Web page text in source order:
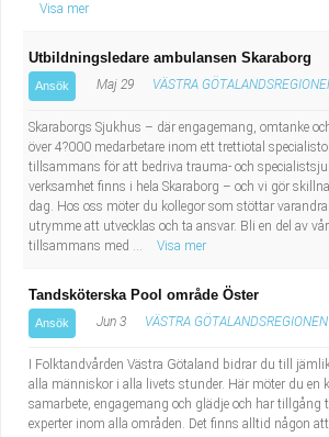
Naturvetenskapligt arbete
Pedagogiskt arbete
Sanering och renhållning
Socialt arbete
Säkerhetsarbete
Tekniskt arbete
Transport
Läkarsekreterare/Vårdadmin/
sekreterare
Lastbilsförare m.fl.
Fastighetsskötare
Informatör/Kommunikatör
Brevbärare
Sjuksköterska, grundutbildad
Kock, storhushåll
Visa mer
Utbildningsledare ambulansen Skaraborg
Ansök Maj 29 VÄSTRA
Skaraborgs Sjukhus – där engagemang, omtanke
över 4?000 medarbetare inom ett trettiotal
tillsammans för att bedriva trauma- och
verksamhet finns i hela Skaraborg – och vi gör
dag. Hos oss möter du kollegor som stöttar
utrymme att utvecklas och ta ansvar. Bli en del av
tillsammans med ...
Visa mer
Tandsköterska Pool område Öster
Ansök Jun 3 VÄSTRA GÖTALANDSREGIONEN
I Folktandvården Västra Götaland bidrar du till
alla människor i alla livets stunder. Här möter du en
samarbete, engagemang och glädje och har tillgång
experter inom alla områden. Det finns alltid någon